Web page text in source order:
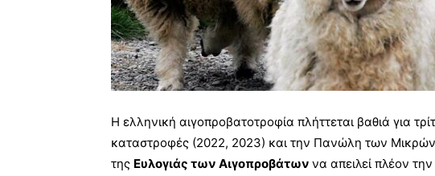
Η ελληνική αιγοπροβατοτροφία πλήττεται βαθιά για
καταστροφές (2022, 2023) και την Πανώλη των
της Ευλογιάς των Αιγοπροβάτων να απειλεί πλέον